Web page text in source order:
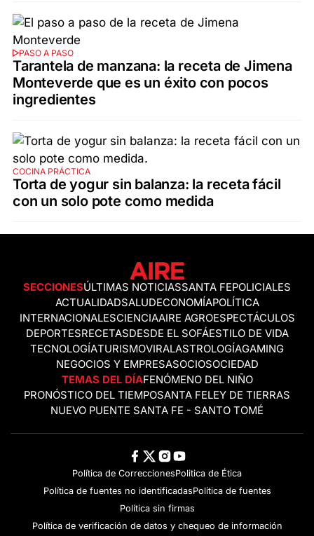
PASO A PASO
Tarantela de manzana: la receta de Jimena
Monteverde que es un éxito con pocos
ingredientes
COCINA PRÁCTICA
Torta de yogur sin balanza: la receta fácil
con un solo pote como medida
SECCIONESÚLTIMAS NOTICIASSANTA FEPOLICIALES
ACTUALIDADSALUDECONOMÍAPOLÍTICA
INTERNACIONALESCIENCIAAIRE AGROESPECTÁCULOS
DEPORTESRECETASDESDE EL SOFÁESTILO DE VIDA
TECNOLOGÍATURISMOVIRALASTROLOGÍAGAMING
NEGOCIOS Y EMPRESASOCIOSOCIEDAD
TEMAS DEL DÍAFENÓMENO DEL NIÑO
PRONÓSTICO DEL TIEMPOSANTA FELEY DE TIERRAS
NUEVO PUENTE SANTA FE - SANTO TOMÉ
Política de CorreccionesPolitica de Ética
Política de fuentes no identificadasPolítica de fuentes
Política sin firmas
Política de verificación de datos y chequeo de información